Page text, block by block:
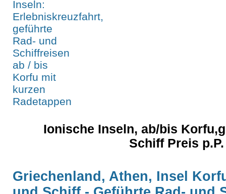
Ionische Inseln, ab/bis
Schiff Preis
Griechenland, Athen, Insel